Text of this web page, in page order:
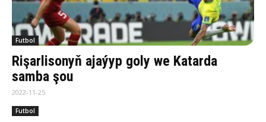
Futbol
Rişarlisonyň ajaýyp goly we Katarda
samba şou
2022-11-25
Futbol